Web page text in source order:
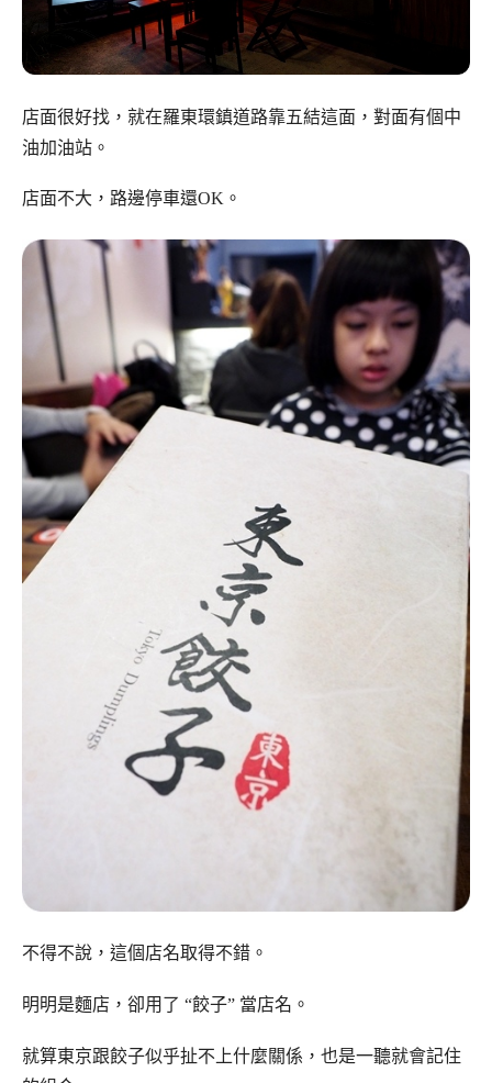
店面很好找，就在羅東環鎮道路靠五結這面，對面有個中
油加油站。
店面不大，路邊停車還OK。
不得不說，這個店名取得不錯。
明明是麵店，卻用了 “餃子” 當店名。
就算東京跟餃子似乎扯不上什麼關係，也是一聽就會記住